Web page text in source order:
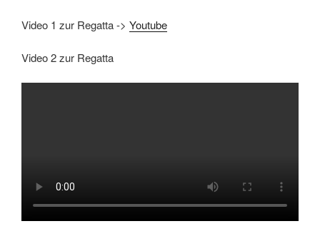
Video 1 zur Regatta -> Youtube
Video 2 zur Regatta